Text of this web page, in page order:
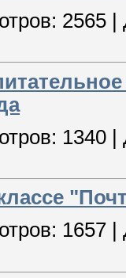
2565
1340 |
1657